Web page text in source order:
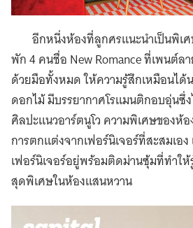
อีกหนึ่งห้องที่ลูกศรแนะนำเป็นพิเ
พัก 4 คนชื่อ New Romance ที่เพนต์ล
ด้วยมือทั้งหมด ให้ความรู้สึกเหมือนไ
ดอกไม้ มีบรรยากาศโรแมนติกอบอุ่นซึ่
ศิลปะแนวอาร์ตนูโว ความพิเศษของห้
การตกแต่งจากเฟอร์นิเจอร์ที่สะสมเอ
เฟอร์นิเจอร์อยู่พร้อมติดม่านซุ้มที่ทำใ
สุดพิเศษในห้องแสนหวาน